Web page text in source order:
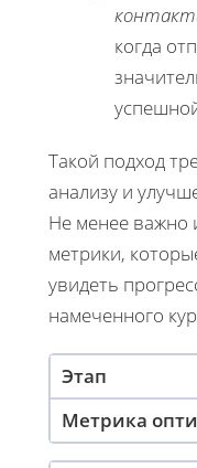
когда
Такой подход
анализу и
Не менее важно
метрики,
увидеть
намеченного
Этап
Метрика